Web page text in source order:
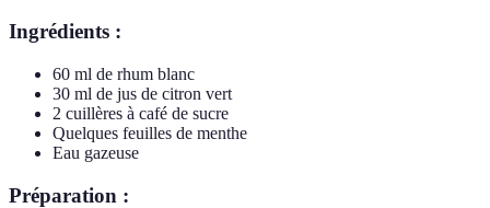
Ingrédients :
60 ml de rhum blanc
30 ml de jus de citron vert
2 cuillères à café de sucre
Quelques feuilles de menthe
Eau gazeuse
Préparation :